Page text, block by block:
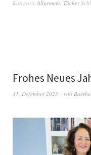
Kategorie Allgemein, Tücher
Frohes Neues
31. Dezember 2025 von